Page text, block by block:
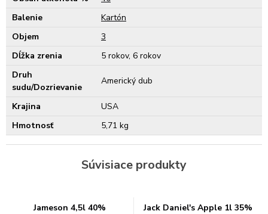
Balenie
Kartón
Objem
3
Dĺžka zrenia
5 rokov, 6 rokov
Druh
sudu/Dozrievanie
Americký dub
Krajina
USA
Hmotnosť
5,71 kg
Súvisiace produkty
Jameson 4,5l 40% Jack Daniel's Apple 1l 35%